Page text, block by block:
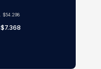
$54.298
$7.368